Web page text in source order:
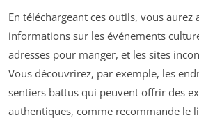
En téléchargeant ces outils, vous aurez
informations sur les événements
adresses pour manger, et les sites
Vous découvrirez, par exemple, les
sentiers battus qui peuvent offrir des
authentiques, comme recommande le